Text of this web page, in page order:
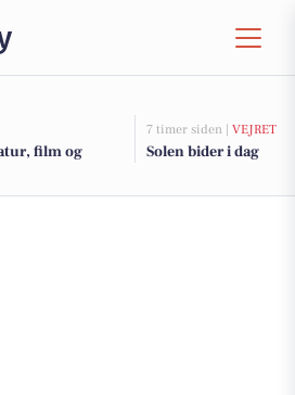
film og
7 timer siden | VEJRET
Solen bider i dag